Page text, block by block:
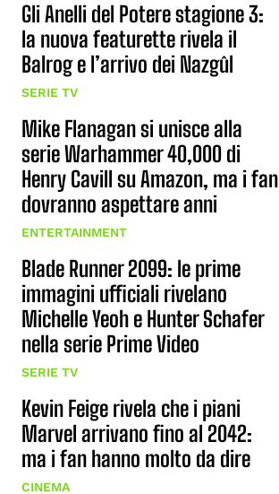
Gli Anelli del Potere stagione 3:
la nuova featurette rivela il
Balrog e l’arrivo dei Nazgûl
SERIE TV
Mike Flanagan si unisce alla
serie Warhammer 40,000 di
Henry Cavill su Amazon, ma i fan
dovranno aspettare anni
ENTERTAINMENT
Blade Runner 2099: le prime
immagini ufficiali rivelano
Michelle Yeoh e Hunter Schafer
nella serie Prime Video
SERIE TV
Kevin Feige rivela che i piani
Marvel arrivano fino al 2042:
ma i fan hanno molto da dire
CINEMA